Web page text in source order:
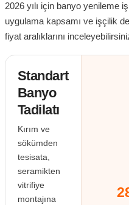
2026 yılı için banyo yenileme
uygulama kapsamı ve işçilik
fiyat aralıklarını
Standart
Banyo
Tadilatı
Kırım ve
sökümden
tesisata,
seramikten
vitrifiye
montajına